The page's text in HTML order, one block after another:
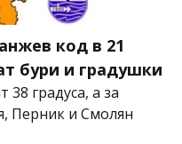
код в 21
бури и градушки
градуса, а за
Перник и Смолян